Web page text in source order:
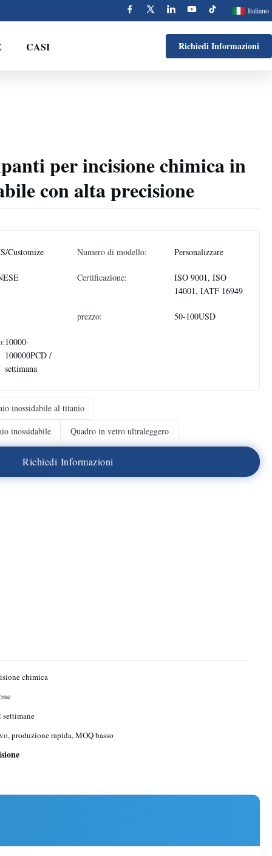
Italiano
CASI Richiedi Informazioni
per incisione chimica in
con alta precisione
Customize Numero di modello: Personalizzare
Certificazione:
ISO 9001, ISO
14001, IATF 16949
prezzo: 50-100USD
10000-
100000PCD /
settimana
inossidabile al titanio
inossidabile
Quadro in vetro ultraleggero
Richiedi Informazioni
chimica
settimane
produzione rapida, MOQ basso